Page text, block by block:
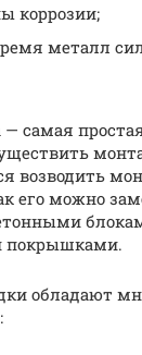
коррозии;
металл
— самая
возводить
его можно
покрышками.
обладают